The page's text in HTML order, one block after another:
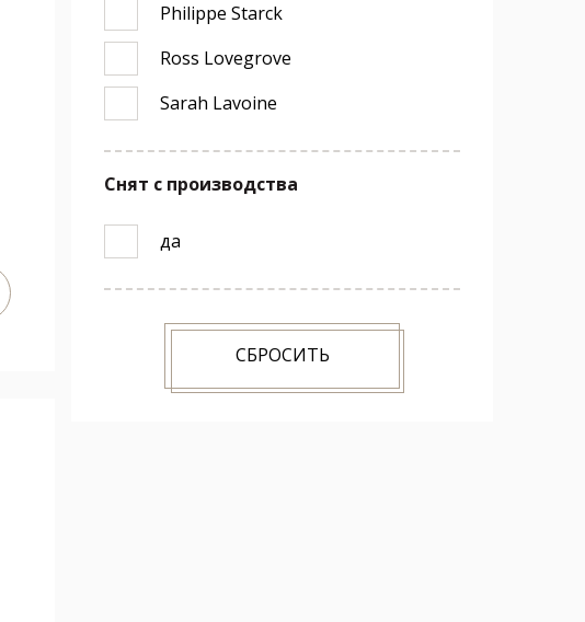
Philippe Starck
Ross Lovegrove
Sarah Lavoine
Снят с производства
да
СБРОСИТЬ